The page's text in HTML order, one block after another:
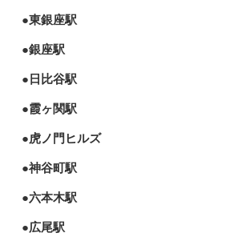
●東銀座駅
●銀座駅
●日比谷駅
●霞ヶ関駅
●虎ノ門ヒルズ
●神谷町駅
●六本木駅
●広尾駅